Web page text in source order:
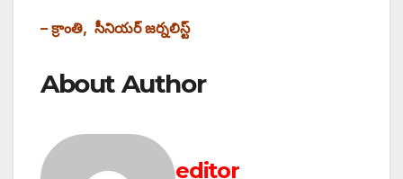
– క్రాంతి, సీనియర్‌ ‌జర్నలిస్ట్
About Author
editor